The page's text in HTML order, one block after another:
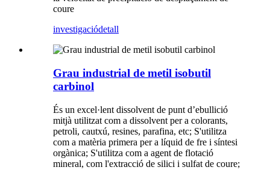
coure
investigaciódetall
Grau industrial de metil isobutil
carbinol
És un excel·lent dissolvent de punt d’ebullició
mitjà utilitzat com a dissolvent per a colorants,
petroli, cautxú, resines, parafina, etc; S'utilitza
com a matèria primera per a líquid de fre i síntesi
orgànica; S'utilitza com a agent de flotació
mineral, com l'extracció de silici i sulfat de coure;